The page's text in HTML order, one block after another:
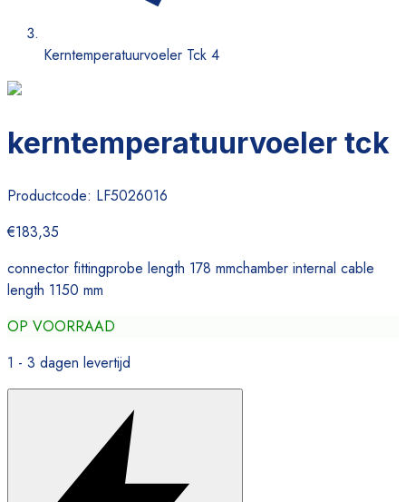
Kerntemperatuurvoeler Tck 4
kerntemperatuurvoeler tck
Productcode: LF5026016
€183,35
connector fittingprobe length 178 mmchamber internal cable
length 1150 mm
OP VOORRAAD
1 - 3 dagen levertijd